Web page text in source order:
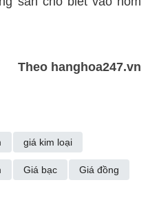
Theo hanghoa247.vn
giá kim loại
Giá bạc Giá đồng